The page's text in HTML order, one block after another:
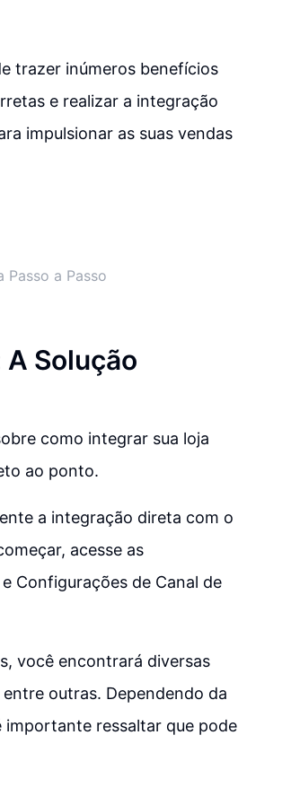
trazer inúmeros benefícios
e realizar a integração
impulsionar as suas vendas
a Passo
Solução
como integrar sua loja
ao ponto.
a integração direta com o
acesse as
Configurações de Canal de
você encontrará diversas
outras. Dependendo da
importante ressaltar que pode